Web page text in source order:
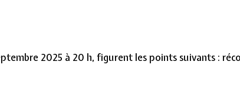
2025 à 20 h, figurent les points suivants :